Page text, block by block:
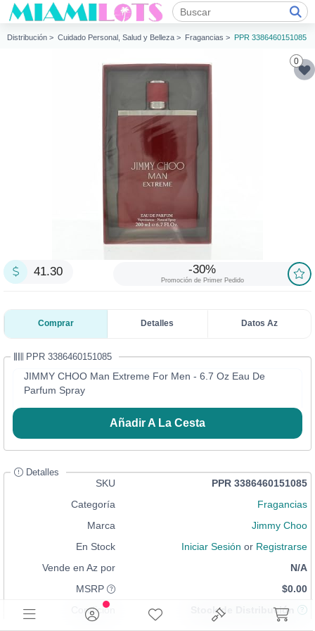
Distribución > Cuidado Personal, Salud y Belleza > Fragancias > PPR 3386460151085
0
41.30 -30%
Promoción de Primer Pedido
Comprar Detalles Datos Az
PPR 3386460151085
JIMMY CHOO Man Extreme For Men - 6.7 Oz Eau De
Parfum Spray
Añadir A La Cesta
Detalles
SKU
PPR 3386460151085
Categoría
Fragancias
Marca
Jimmy Choo
En Stock
Iniciar Sesión or Registrarse
Vende en Az por
N/A
MSRP
$0.00
Condición
Stock de Distribución